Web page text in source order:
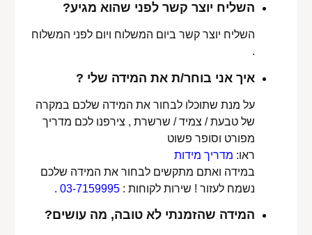
השליח יוצר קשר לפני שהוא מגיע?
השליח יוצר קשר ביום המשלוח ויום לפני המשלוח
.
איך אני בוחר/ת את המידה שלי ?
על מנת שתוכלו לבחור את המידה שלכם במקרה
של טבעת / צמיד / שרשרת , צירפנו לכם מדריך
מפורט וסופר פשוט
ראו: מדריך מידות
במידה ואתם מתקשים לבחור את המידה שלכם
נשמח לעזור ! שירות לקוחות :03-7159995
.
המידה שהזמנתי לא טובה, מה עושים?